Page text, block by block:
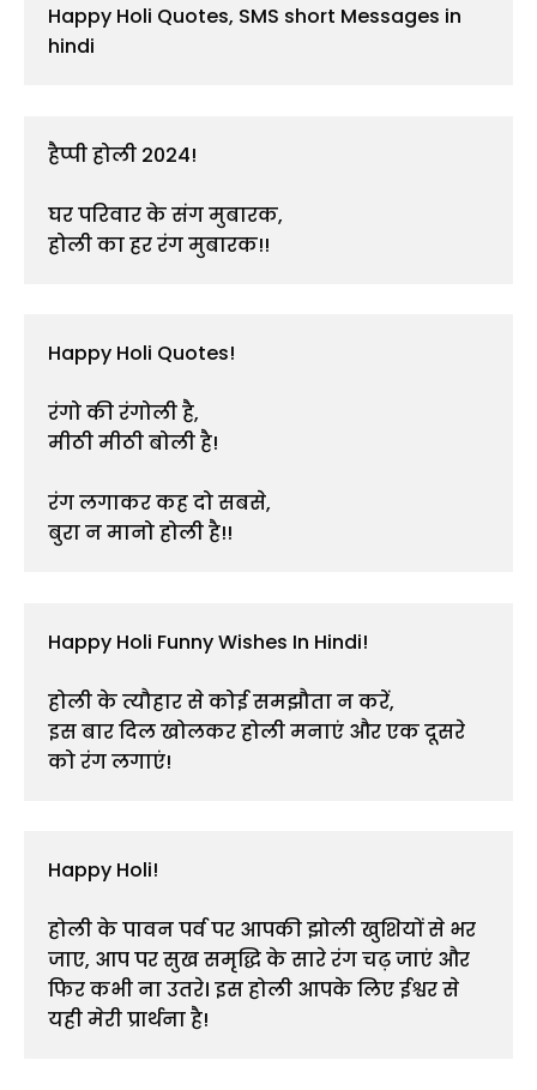
Happy Holi Quotes, SMS short Messages in
hindi
हैप्पी होली 2024!
घर परिवार के संग मुबारक,
Happy Holi Quotes!
रंगो की रंगोली है,
मीठी मीठी बोली है!
रंग लगाकर कह दो सबसे,
Happy Holi Funny Wishes In Hindi!
होली के त्यौहार से कोई समझौता न करें,
इस बार दिल खोलकर होली मनाएं और एक दूसरे
Happy Holi!
होली के पावन पर्व पर आपकी झोली खुशियों से भर
जाए, आप पर सुख समृद्धि के सारे रंग चढ़ जाएं और
फिर कभी ना उतरे। इस होली आपके लिए ईश्वर से